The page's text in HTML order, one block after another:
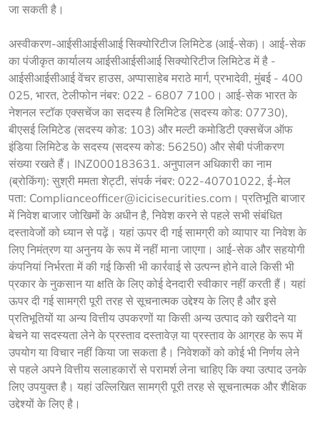
जा सकती है।
अस्वीकरण-आईसीआईसीआई सिक्योरिटीज लिमिटेड (आई-सेक)। आई-सेक
का पंजीकृत कार्यालय आईसीआईसीआई सिक्योरिटीज लिमिटेड में है -
आईसीआईसीआई वेंचर हाउस, अप्पासाहेब मराठे मार्ग, प्रभादेवी, मुंबई - 400
025, भारत, टेलीफोन नंबर: 022 - 6807 7100। आई-सेक भारत के
नेशनल स्टॉक एक्सचेंज का सदस्य है लिमिटेड (सदस्य कोड: 07730),
बीएसई लिमिटेड (सदस्य कोड: 103) और मल्टी कमोडिटी एक्सचेंज ऑफ
इंडिया लिमिटेड के सदस्य (सदस्य कोड: 56250) और सेबी पंजीकरण
संख्या रखते हैं। INZ000183631. अनुपालन अधिकारी का नाम
(ब्रोकिंग): सुश्री ममता शेट्टी, संपर्क नंबर: 022-40701022, ई-मेल
पता: Complianceofficer@icicisecurities.com। प्रतिभूति बाजार
में निवेश बाजार जोखिमों के अधीन है, निवेश करने से पहले सभी संबंधित
दस्तावेजों को ध्यान से पढ़ें। यहां ऊपर दी गई सामग्री को व्यापार या निवेश के
लिए निमंत्रण या अनुनय के रूप में नहीं माना जाएगा। आई-सेक और सहयोगी
कंपनियां निर्भरता में की गई किसी भी कार्रवाई से उत्पन्न होने वाले किसी भी
प्रकार के नुकसान या क्षति के लिए कोई देनदारी स्वीकार नहीं करती हैं। यहां
ऊपर दी गई सामग्री पूरी तरह से सूचनात्मक उद्देश्य के लिए है और इसे
प्रतिभूतियों या अन्य वित्तीय उपकरणों या किसी अन्य उत्पाद को खरीदने या
बेचने या सदस्यता लेने के प्रस्ताव दस्तावेज़ या प्रस्ताव के आग्रह के रूप में
उपयोग या विचार नहीं किया जा सकता है। निवेशकों को कोई भी निर्णय लेने
से पहले अपने वित्तीय सलाहकारों से परामर्श लेना चाहिए कि क्या उत्पाद उनके
लिए उपयुक्त है। यहां उल्लिखित सामग्री पूरी तरह से सूचनात्मक और शैक्षिक
उद्देश्यों के लिए है।